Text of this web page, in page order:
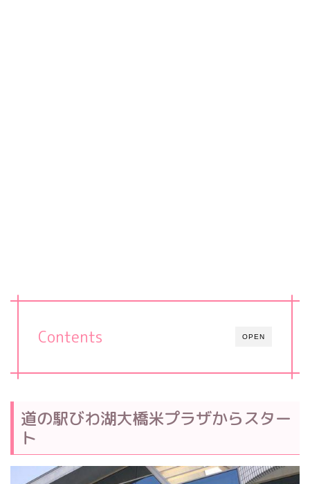
OPEN
Contents
道の駅びわ湖大橋米プラザからスター
ト